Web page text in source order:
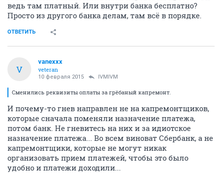
ведь там платный. Или внутри банка бесплатно?
Просто из другого банка делам, там всё в порядке.
ОТВЕТИТЬ
V
vanexxx
veteran
10 февраля 2015 IVMIVM
Сменились реквизиты оплаты за грёбаный капремонт.
И почему-то гнев направлен не на капремонтщиков,
которые сначала поменяли назначение платежа,
потом банк. Не гневитесь на них и за идиотское
назначение платежа... Во всем виноват Сбербанк, а не
капремонтщики, которые не могут никак
организовать прием платежей, чтобы это было
удобно и платежи доходили...